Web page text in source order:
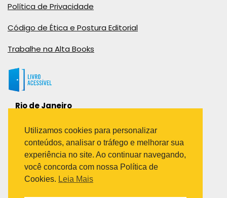
Política de Privacidade
Código de Ética e Postura Editorial
Trabalhe na Alta Books
Rio de Janeiro
Bairro Industrial do Jacaré
Rio de Janeiro – RJ – CEP: 20970-031
Telefone:
(21) 3278-8069
(21) 3995-7512
Utilizamos cookies para personalizar
conteúdos, analisar o tráfego e melhorar sua
experiência no site. Ao continuar navegando,
você concorda com nossa Política de
Cookies. Leia Mais